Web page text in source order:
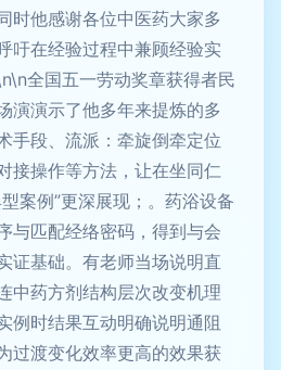
时他感谢各位中医药大家多
吁在经验过程中兼顾经验实
全国五一劳动奖章获得者民
演演示了他多年来提炼的多
手段、流派：牵旋倒牵定位
接操作等方法，让在坐同仁
案例”更深展现；。药浴设备
与匹配经络密码，得到与会
证基础。有老师当场说明直
中药方剂结构层次改变机理
例时结果互动明确说明通阻
过渡变化效率更高的效果获